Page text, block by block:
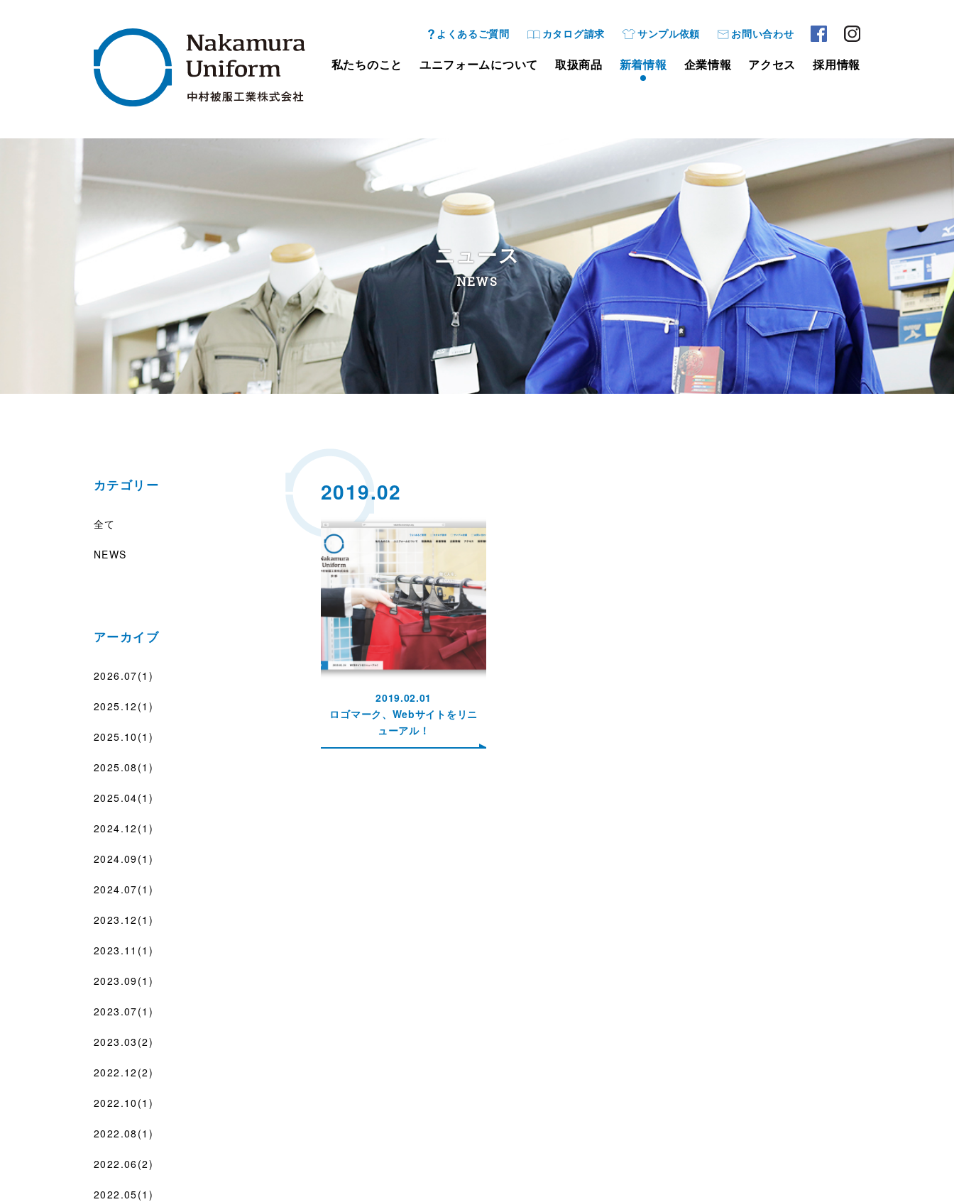
よくあるご質問 カタログ請求 サンプル依頼 お問い合わせ
私たちのこと ユニフォームについて 取扱商品 新着情報 企業情報 アクセス 採用情報
ニュース
NEWS
2019.02
2019.02.01
ロゴマーク、Webサイトをリニ
ューアル！
カテゴリー
全て
NEWS
アーカイブ
2026.07(1)
2025.12(1)
2025.10(1)
2025.08(1)
2025.04(1)
2024.12(1)
2024.09(1)
2024.07(1)
2023.12(1)
2023.11(1)
2023.09(1)
2023.07(1)
2023.03(2)
2022.12(2)
2022.10(1)
2022.08(1)
2022.06(2)
2022.05(1)